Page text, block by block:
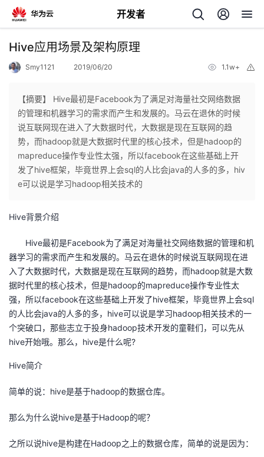
开发者
返
个
人
我
发
者
我
的
博
客
我
的
论
我
的
我
Hive应用场景及架构原理
Smy1121 2019/06/20 1.1w+
【摘要】 Hive最初是Facebook为了满足对海量社交网络数据
的管理和机器学习的需求而产生和发展的。马云在退休的时候
说互联网现在进入了大数据时代，大数据是现在互联网的趋
势，而hadoop就是大数据时代里的核心技术，但是hadoop的
mapreduce操作专业性太强，所以facebook在这些基础上开
发了hive框架，毕竟世界上会sql的人比会java的人多的多，hiv
e可以说是学习hadoop相关技术的
Hive背景介绍
Hive最初是Facebook为了满足对海量社交网络数据的管理和机
器学习的需求而产生和发展的。马云在退休的时候说互联网现在进
入了大数据时代，大数据是现在互联网的趋势，而hadoop就是大数
据时代里的核心技术，但是hadoop的mapreduce操作专业性太
强，所以facebook在这些基础上开发了hive框架，毕竟世界上会sql
的人比会java的人多的多，hive可以说是学习hadoop相关技术的一
个突破口，那些志立于投身hadoop技术开发的童鞋们，可以先从
hive开始哦。那么，hive是什么呢?
Hive简介
简单的说：hive是基于hadoop的数据仓库。
那么为什么说hive是基于Hadoop的呢？
之所以说hive是构建在Hadoop之上的数据仓库，简单的说是因为：